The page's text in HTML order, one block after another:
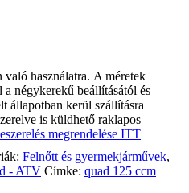
használatra. A méretek
négykerekű beállításától és
állapotban kerül szállításra
is küldhető raklapos
megrendelése ITT
Felnőtt és gyermekjárművek,
- ATV Címke: quad 125 ccm